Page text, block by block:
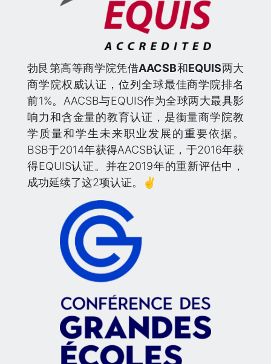
勃⾉第高等商学院凭借AACSB和EQUIS两⼤
商学院权威认证，位列全球最佳商学院排名
前1%。AACSB与EQUIS作为全球两大最具影
响力和含金量的教育认证，是衡量商学院教
学质量和学生未来职业发展的重要依据。
BSB于2014年获得AACSB认证，于2016年获
得EQUIS认证。并在2019年的重新评估中，
成功延续了这2项认证。✌